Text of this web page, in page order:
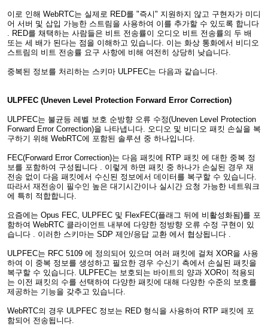
이로 인해 WebRTC는 실제로 RED를 "즉시" 지원하지 않고 구현자가 미디
어 서버 및 삽입 가능한 스트림을 사용하여 이를 추가할 수 있도록 합니다
. RED를 채택하는 사람들은 비트 전송률이 오디오 비트 전송률의 두 배
또는 세 배가 된다는 점을 이해하고 있습니다. 이는 화상 통화에서 비디오
스트림의 비트 전송률 요구 사항에 비해 여전히 상당히 낮습니다.
중복된 정보를 처리하는 스키마 ULPFEC는 다음과 같습니다.
ULPFEC (Uneven Level Protection Forward Error Correction)
ULPFEC는 불균등 레벨 보호 순방향 오류 수정(Uneven Level Protection
Forward Error Correction)을 나타냅니다. 오디오 및 비디오 패킷 손실을 복
구하기 위해 WebRTC에 포함된 솔루션 중 하나입니다.
FEC(Forward Error Correction)는 다음 패킷에 RTP 패킷 에 대한 중복 정
보를 포함하여 구성됩니다 . 이렇게 하면 패킷 중 하나가 손실된 경우 재
전송 없이 다음 패킷에서 수신된 정보에서 데이터를 복구할 수 있습니다.
따라서 재전송이 필수인 높은 대기시간이나 실시간 요청 가능한 네트워크
에 특히 적합합니다.
요즘에는 Opus FEC, ULPFEC 및 FlexFEC(플래그 뒤에 비활성화됨)를 포
함하여 WebRTC 클라이언트 내부에 다양한 정방향 오류 수정 구현이 있
습니다 . 이러한 스키마는 SDP 제안/응답 교환 에서 협상됩니다 .
ULPFEC는 RFC 5109 에 정의되어 있으며 여러 패킷에 걸쳐 XOR을 사용
하여 이 중복 정보를 생성하고 필요한 경우 수신기 측에서 손실된 패킷을
복구할 수 있습니다. ULPFEC는 보호되는 바이트의 양과 XOR이 적용되
는 이전 패킷의 수를 선택하여 다양한 패킷에 대해 다양한 수준의 보호를
제공하는 기능을 갖추고 있습니다.
WebRTC의 경우 ULPFEC 정보는 RED 형식을 사용하여 RTP 패킷에 포
함되어 전송됩니다.